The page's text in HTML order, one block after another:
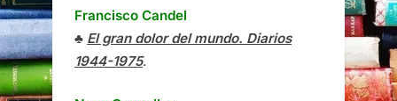
Francisco Candel
♣ El gran dolor del mundo. Diarios
1944-1975.